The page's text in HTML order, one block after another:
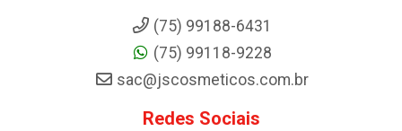
(75) 99188-6431
(75) 99118-9228
sac@jscosmeticos.com.br
Redes Sociais